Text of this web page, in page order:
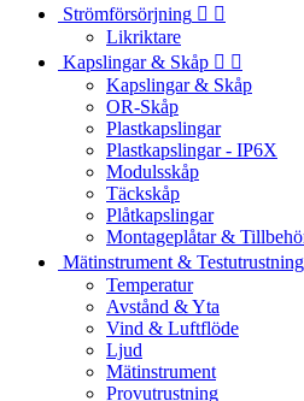
Strömförsörjning  
Likriktare
Kapslingar & Skåp  
Kapslingar & Skåp
OR-Skåp
Plastkapslingar
Plastkapslingar - IP6X
Modulsskåp
Täckskåp
Plåtkapslingar
Montageplåtar &
Mätinstrument & Testutrustning
Temperatur
Avstånd & Yta
Vind & Luftflöde
Ljud
Mätinstrument
Provutrustning